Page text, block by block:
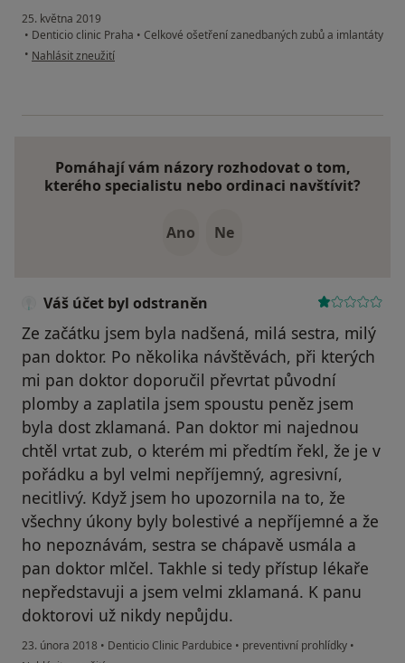
25. května 2019
• Denticio clinic Praha • Celkové ošetření zanedbaných zubů a imlantáty
• podle názoru uživatele Váš účet byl odstraněn
Nahlásit zneužití
Pomáhají vám názory rozhodovat o tom,
kterého specialistu nebo ordinaci navštívit?
Ano Ne
Váš účet byl odstraněn
Ze začátku jsem byla nadšená, milá sestra, milý
pan doktor. Po několika návštěvách, při kterých
mi pan doktor doporučil převrtat původní
plomby a zaplatila jsem spoustu peněz jsem
byla dost zklamaná. Pan doktor mi najednou
chtěl vrtat zub, o kterém mi předtím řekl, že je v
pořádku a byl velmi nepříjemný, agresivní,
necitlivý. Když jsem ho upozornila na to, že
všechny úkony byly bolestivé a nepříjemné a že
ho nepoznávám, sestra se chápavě usmála a
pan doktor mlčel. Takhle si tedy přístup lékaře
nepředstavuji a jsem velmi zklamaná. K panu
doktorovi už nikdy nepůjdu.
23. února 2018 • Denticio Clinic Pardubice • preventivní prohlídky •